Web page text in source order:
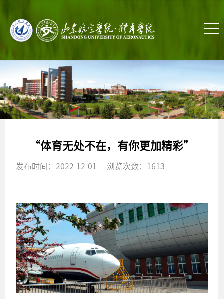
“体育无处不在，有你更加精彩”
发布时间：2022-12-01 浏览次数： 1613